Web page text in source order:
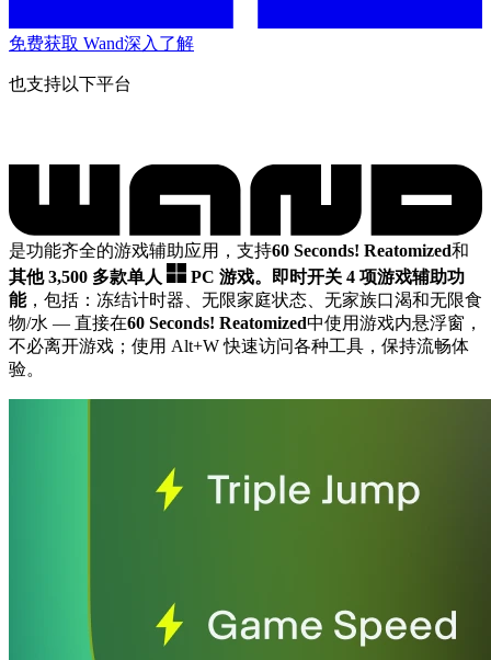
免费获取 Wand深入了解
也支持以下平台
是功能齐全的游戏辅助应用，支持60 Seconds! Reatomized和
其他 3,500 多款单人
PC 游戏。
即时开关 4 项游戏辅助功
能，包括：冻结计时器、无限家庭状态、无家族口渴和无限食
物/水 — 直接在60 Seconds! Reatomized中使用游戏内悬浮窗，
不必离开游戏；使用 Alt+W 快速访问各种工具，保持流畅体
验。